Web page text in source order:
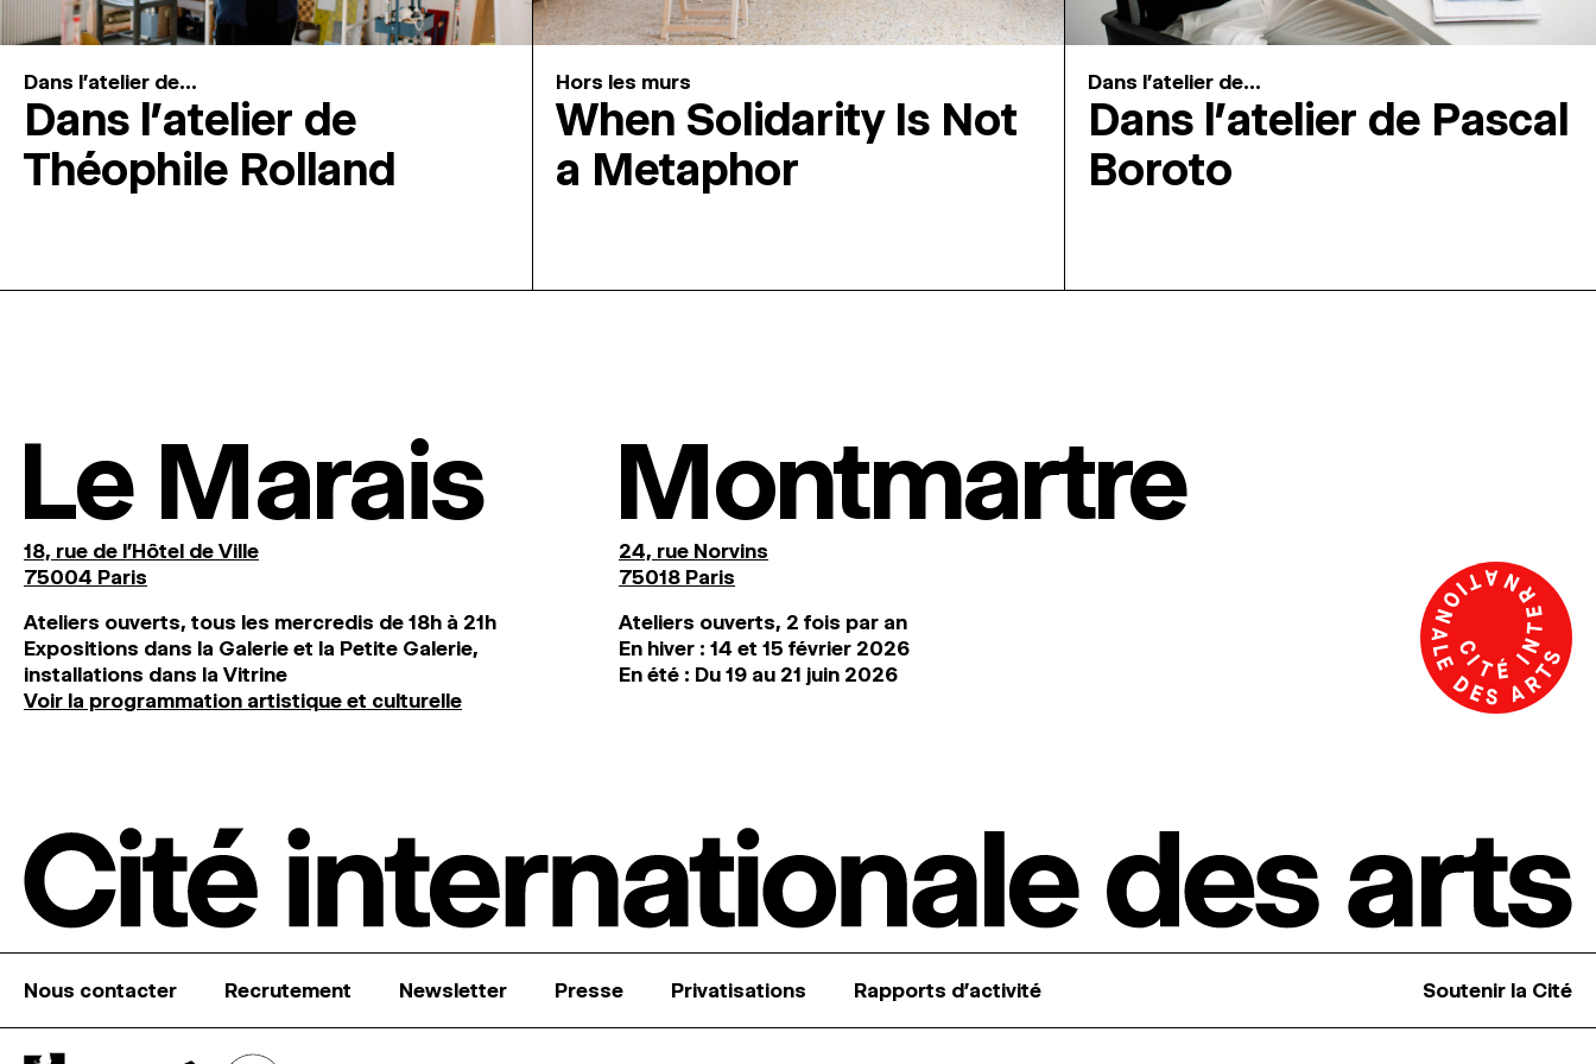
Dans l'atelier de...
Dans l’atelier de
Théophile Rolland
Hors les murs
When Solidarity Is Not
a Metaphor
Dans l'atelier de...
Dans l’atelier de Pascal
Boroto
Le Marais
18, rue de l'Hôtel de Ville
75004 Paris
Ateliers ouverts, tous les mercredis de 18h à 21h
Expositions dans la Galerie et la Petite Galerie,
installations dans la Vitrine
Voir la programmation artistique et culturelle
Montmartre
24, rue Norvins
75018 Paris
Ateliers ouverts, 2 fois par an
En hiver : 14 et 15 février 2026
En été : Du 19 au 21 juin 2026
Nous contacter Recrutement Newsletter Presse Privatisations Rapports d’activité Soutenir la Cité